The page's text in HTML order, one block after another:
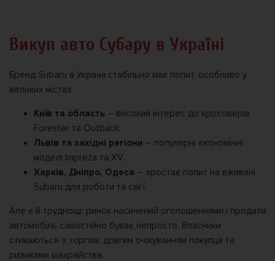
Викуп авто Субару в Україні
Бренд Subaru в Україні стабільно має попит, особливо у
великих містах:
Київ та область – високий інтерес до кросоверів
Forester та Outback.
Львів та західні регіони – популярні економічні
моделі Impreza та XV.
Харків, Дніпро, Одеса – зростає попит на вживані
Subaru для роботи та сім’ї.
Але є й труднощі: ринок насичений оголошеннями і продати
автомобіль самостійно буває непросто. Власники
стикаються з торгом, довгим очікуванням покупця та
ризиками шахрайства.